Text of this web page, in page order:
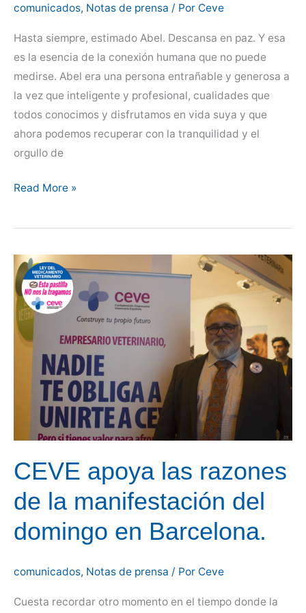
comunicados, Notas de prensa / Por Ceve
Hasta siempre, estimado Abel. Descansa en paz. Y esa
es la esencia de la conexión humana que no puede
medirse. Abel era una persona entrañable y generosa a
la vez que inteligente y profesional, cualidades que
todos conocimos y disfrutamos en vida suya y que
ahora podemos recuperar con la tranquilidad y el
orgullo de
No
palabras
lo
que
no
puede
explicarse.
Read More »
CEVE apoya las razones
de la manifestación del
domingo en Barcelona.
comunicados, Notas de prensa / Por Ceve
Cuesta recordar otro momento en el tiempo donde la